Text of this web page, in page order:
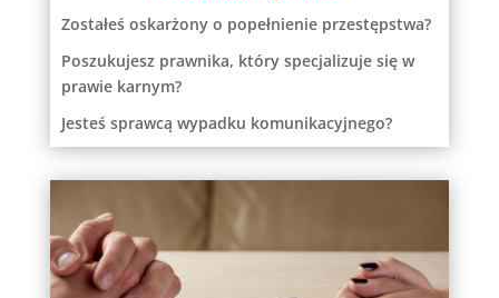
Zostałeś oskarżony o popełnienie przestępstwa?
Poszukujesz prawnika, który specjalizuje się w
prawie karnym?
Jesteś sprawcą wypadku komunikacyjnego?